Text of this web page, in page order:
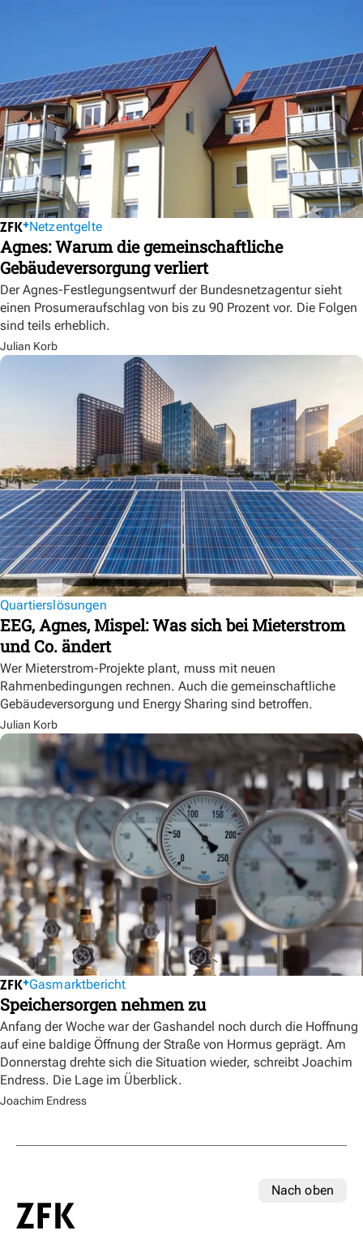
Netzentgelte
Agnes: Warum die gemeinschaftliche
Gebäudeversorgung verliert
Der Agnes-Festlegungsentwurf der Bundesnetzagentur sieht
einen Prosumeraufschlag von bis zu 90 Prozent vor. Die Folgen
sind teils erheblich.
Julian Korb
Quartierslösungen
EEG, Agnes, Mispel: Was sich bei Mieterstrom
und Co. ändert
Wer Mieterstrom-Projekte plant, muss mit neuen
Rahmenbedingungen rechnen. Auch die gemeinschaftliche
Gebäudeversorgung und Energy Sharing sind betroffen.
Julian Korb
Gasmarktbericht
Speichersorgen nehmen zu
Anfang der Woche war der Gashandel noch durch die Hoffnung
auf eine baldige Öffnung der Straße von Hormus geprägt. Am
Donnerstag drehte sich die Situation wieder, schreibt Joachim
Endress. Die Lage im Überblick.
Joachim Endress
Nach oben